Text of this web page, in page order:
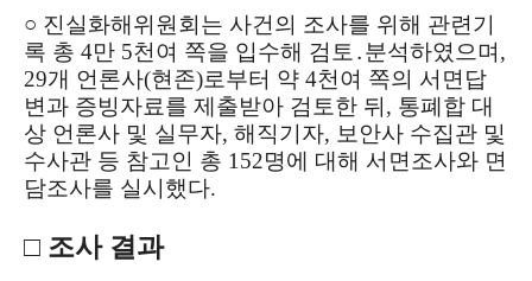
○ 진실화해위원회는 사건의 조사를 위해 관련기
록 총 4만 5천여 쪽을 입수해 검토․분석하였으며,
29개 언론사(현존)로부터 약 4천여 쪽의 서면답
변과 증빙자료를 제출받아 검토한 뒤, 통폐합 대
상 언론사 및 실무자, 해직기자, 보안사 수집관 및
수사관 등 참고인 총 152명에 대해 서면조사와 면
담조사를 실시했다.
□ 조사 결과